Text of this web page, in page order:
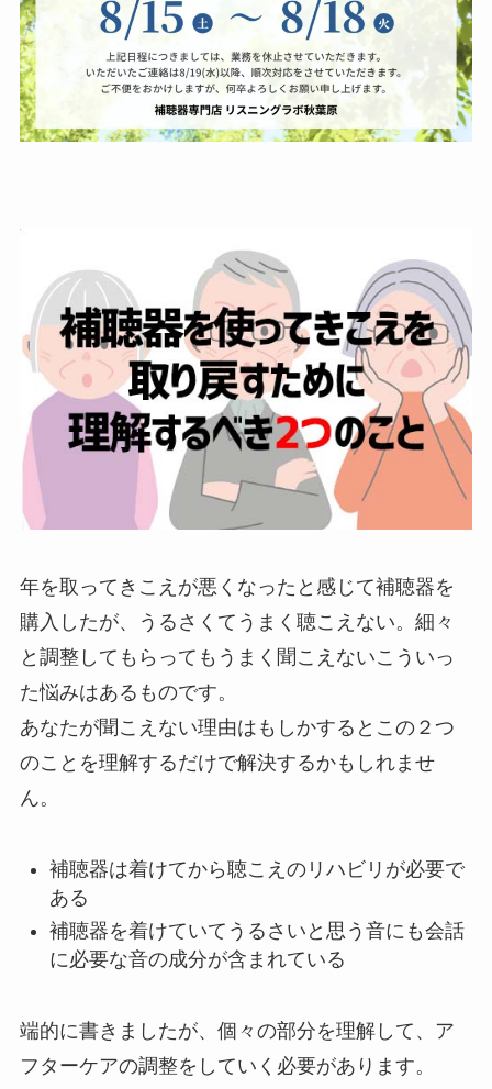
年を取ってきこえが悪くなったと感じて補聴器を
購入したが、うるさくてうまく聴こえない。細々
と調整してもらってもうまく聞こえないこういっ
た悩みはあるものです。
あなたが聞こえない理由はもしかするとこの２つ
のことを理解するだけで解決するかもしれませ
ん。
補聴器は着けてから聴こえのリハビリが必要で
ある
補聴器を着けていてうるさいと思う音にも会話
に必要な音の成分が含まれている
端的に書きましたが、個々の部分を理解して、ア
フターケアの調整をしていく必要があります。